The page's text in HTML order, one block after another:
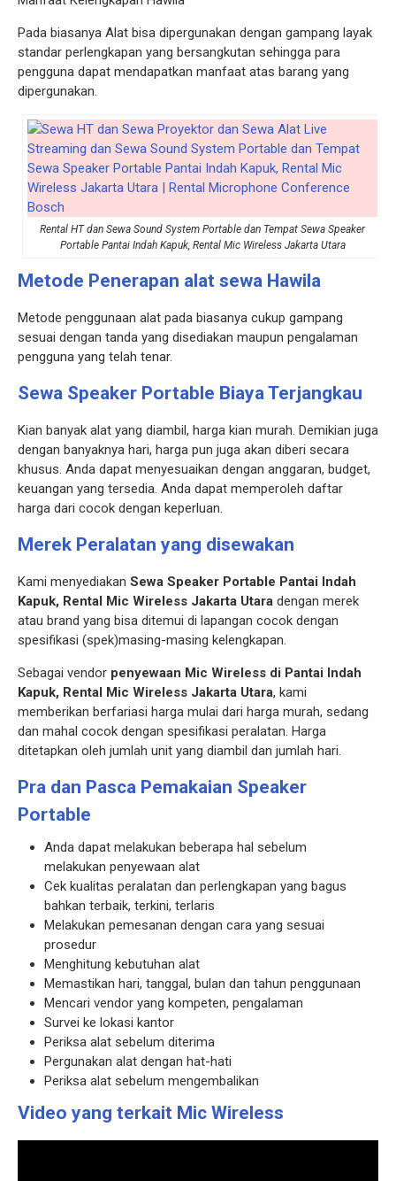
Pada biasanya Alat bisa dipergunakan dengan gampang layak
standar perlengkapan yang bersangkutan sehingga para
pengguna dapat mendapatkan manfaat atas barang yang
dipergunakan.
Rental HT dan Sewa Sound System Portable dan Tempat Sewa Speaker
Portable Pantai Indah Kapuk, Rental Mic Wireless Jakarta Utara
Metode Penerapan alat sewa Hawila
Metode penggunaan alat pada biasanya cukup gampang
sesuai dengan tanda yang disediakan maupun pengalaman
pengguna yang telah tenar.
Sewa Speaker Portable Biaya Terjangkau
Kian banyak alat yang diambil, harga kian murah. Demikian juga
dengan banyaknya hari, harga pun juga akan diberi secara
khusus. Anda dapat menyesuaikan dengan anggaran, budget,
keuangan yang tersedia. Anda dapat memperoleh daftar
harga dari cocok dengan keperluan.
Merek Peralatan yang disewakan
Kami menyediakan Sewa Speaker Portable Pantai Indah
Kapuk, Rental Mic Wireless Jakarta Utara dengan merek
atau brand yang bisa ditemui di lapangan cocok dengan
spesifikasi (spek)masing-masing kelengkapan.
Sebagai vendor penyewaan Mic Wireless di Pantai Indah
Kapuk, Rental Mic Wireless Jakarta Utara, kami
memberikan berfariasi harga mulai dari harga murah, sedang
dan mahal cocok dengan spesifikasi peralatan. Harga
ditetapkan oleh jumlah unit yang diambil dan jumlah hari.
Pra dan Pasca Pemakaian Speaker
Portable
Anda dapat melakukan beberapa hal sebelum
melakukan penyewaan alat
Cek kualitas peralatan dan perlengkapan yang bagus
bahkan terbaik, terkini, terlaris
Melakukan pemesanan dengan cara yang sesuai
prosedur
Menghitung kebutuhan alat
Memastikan hari, tanggal, bulan dan tahun penggunaan
Mencari vendor yang kompeten, pengalaman
Survei ke lokasi kantor
Periksa alat sebelum diterima
Pergunakan alat dengan hat-hati
Periksa alat sebelum mengembalikan
Video yang terkait Mic Wireless